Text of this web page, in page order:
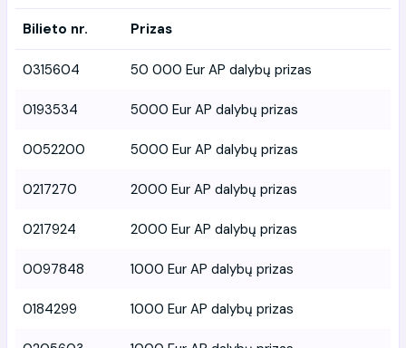
Bilieto nr. Prizas
0315604 50 000 Eur AP dalybų prizas
0193534 5000 Eur AP dalybų prizas
0052200 5000 Eur AP dalybų prizas
0217270 2000 Eur AP dalybų prizas
0217924 2000 Eur AP dalybų prizas
0097848 1000 Eur AP dalybų prizas
0184299 1000 Eur AP dalybų prizas